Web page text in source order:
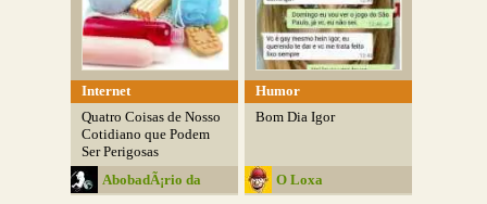
Internet
Quatro Coisas de Nosso
Cotidiano que Podem
Ser Perigosas
AbobadÃ¡rio da
Humor
Bom Dia Igor
O Loxa